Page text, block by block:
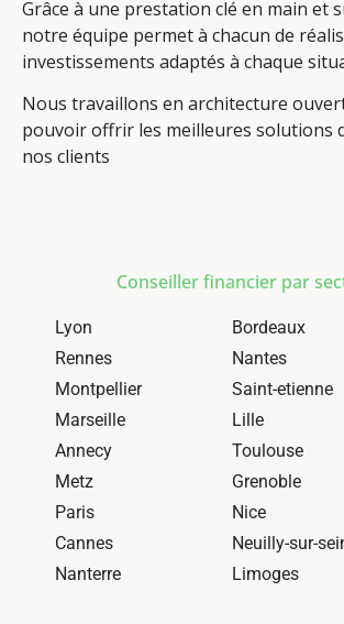
Grâce à une prestation clé en main et
notre équipe permet à chacun de
investissements adaptés à chaque
Nous travaillons en architecture
pouvoir offrir les meilleures solutions
nos clients
Conseiller financier par
Lyon
Bordeaux
Rennes
Nantes
Montpellier
Saint-etienne
Marseille
Lille
Annecy
Toulouse
Metz
Grenoble
Paris
Nice
Cannes
Neuilly-sur-
Nanterre
Limoges